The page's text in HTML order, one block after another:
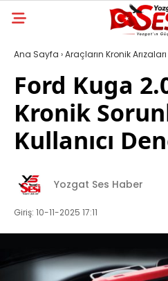
Ana Sayfa ›Araçların Kronik Arızaları
Ford Kuga
Kronik
Kullanıcı
Yozgat Ses Haber
Giriş: 10-11-2025 17:11